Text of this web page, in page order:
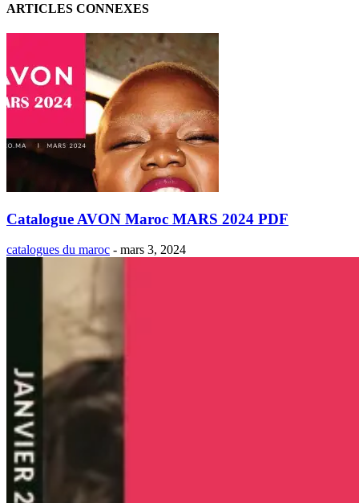
ARTICLES CONNEXES
Catalogue AVON Maroc MARS 2024 PDF
catalogues du maroc - mars 3, 2024